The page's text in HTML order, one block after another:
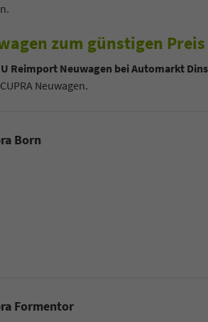
zum günstigen Preis
Reimport Neuwagen bei Automarkt
Neuwagen.
Born
Formentor